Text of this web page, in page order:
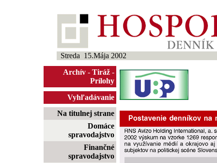
Streda 15.Mája 2002
Archív - Tiráž -
Prílohy
Vyhľadávanie
Na titulnej strane
Domáce
spravodajstvo
Finančné
spravodajstvo